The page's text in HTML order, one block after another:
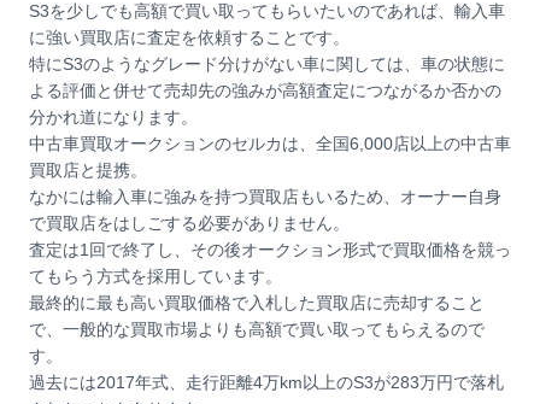
S3を少しでも高額で買い取ってもらいたいのであれば、輸入車
に強い買取店に査定を依頼することです。
特にS3のようなグレード分けがない車に関しては、車の状態に
よる評価と併せて売却先の強みが高額査定につながるか否かの
分かれ道になります。
中古車買取オークションのセルカは、全国6,000店以上の中古車
買取店と提携。
なかには輸入車に強みを持つ買取店もいるため、オーナー自身
で買取店をはしごする必要がありません。
査定は1回で終了し、その後オークション形式で買取価格を競っ
てもらう方式を採用しています。
最終的に最も高い買取価格で入札した買取店に売却すること
で、一般的な買取市場よりも高額で買い取ってもらえるので
す。
過去には2017年式、走行距離4万km以上のS3が283万円で落札